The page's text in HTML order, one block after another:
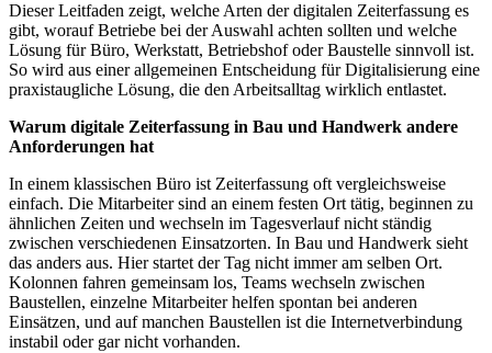
Dieser Leitfaden zeigt, welche Arten der digitalen Zeiterfassung es
gibt, worauf Betriebe bei der Auswahl achten sollten und welche
Lösung für Büro, Werkstatt, Betriebshof oder Baustelle sinnvoll ist.
So wird aus einer allgemeinen Entscheidung für Digitalisierung eine
praxistaugliche Lösung, die den Arbeitsalltag wirklich entlastet.
Warum digitale Zeiterfassung in Bau und Handwerk andere
Anforderungen hat
In einem klassischen Büro ist Zeiterfassung oft vergleichsweise
einfach. Die Mitarbeiter sind an einem festen Ort tätig, beginnen zu
ähnlichen Zeiten und wechseln im Tagesverlauf nicht ständig
zwischen verschiedenen Einsatzorten. In Bau und Handwerk sieht
das anders aus. Hier startet der Tag nicht immer am selben Ort.
Kolonnen fahren gemeinsam los, Teams wechseln zwischen
Baustellen, einzelne Mitarbeiter helfen spontan bei anderen
Einsätzen, und auf manchen Baustellen ist die Internetverbindung
instabil oder gar nicht vorhanden.